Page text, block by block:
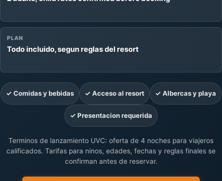
PLAN
Todo incluido, segun reglas del resort
✓ Comidas y bebidas ✓ Acceso al resort ✓ Albercas y playa
✓ Presentacion requerida
Terminos de lanzamiento UVC: oferta de 4 noches para viajeros
calificados. Tarifas para ninos, edades, fechas y reglas finales se
confirman antes de reservar.